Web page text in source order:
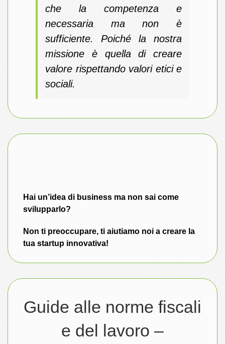
che la competenza e
necessaria ma non è
sufficiente. Poiché la nostra
missione è quella di creare
valore rispettando valori etici e
sociali.
Hai un’idea di business ma non sai come
svilupparlo?
Non ti preoccupare, ti aiutiamo noi a creare la
tua startup innovativa!
Guide alle norme fiscali
e del lavoro –